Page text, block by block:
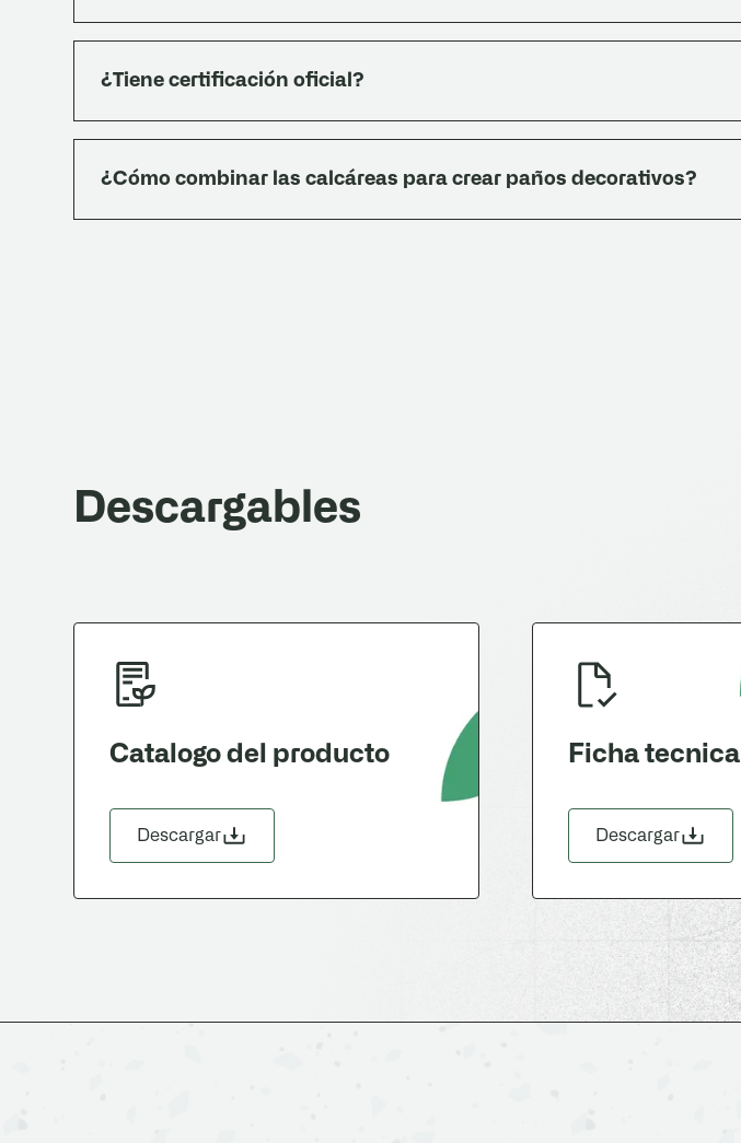
¿Tiene certificación oficial?
¿Cómo combinar las calcáreas para crear paños decorativos?
Descargables
Catalogo del producto
Descargar
Ficha tecnica
Descargar